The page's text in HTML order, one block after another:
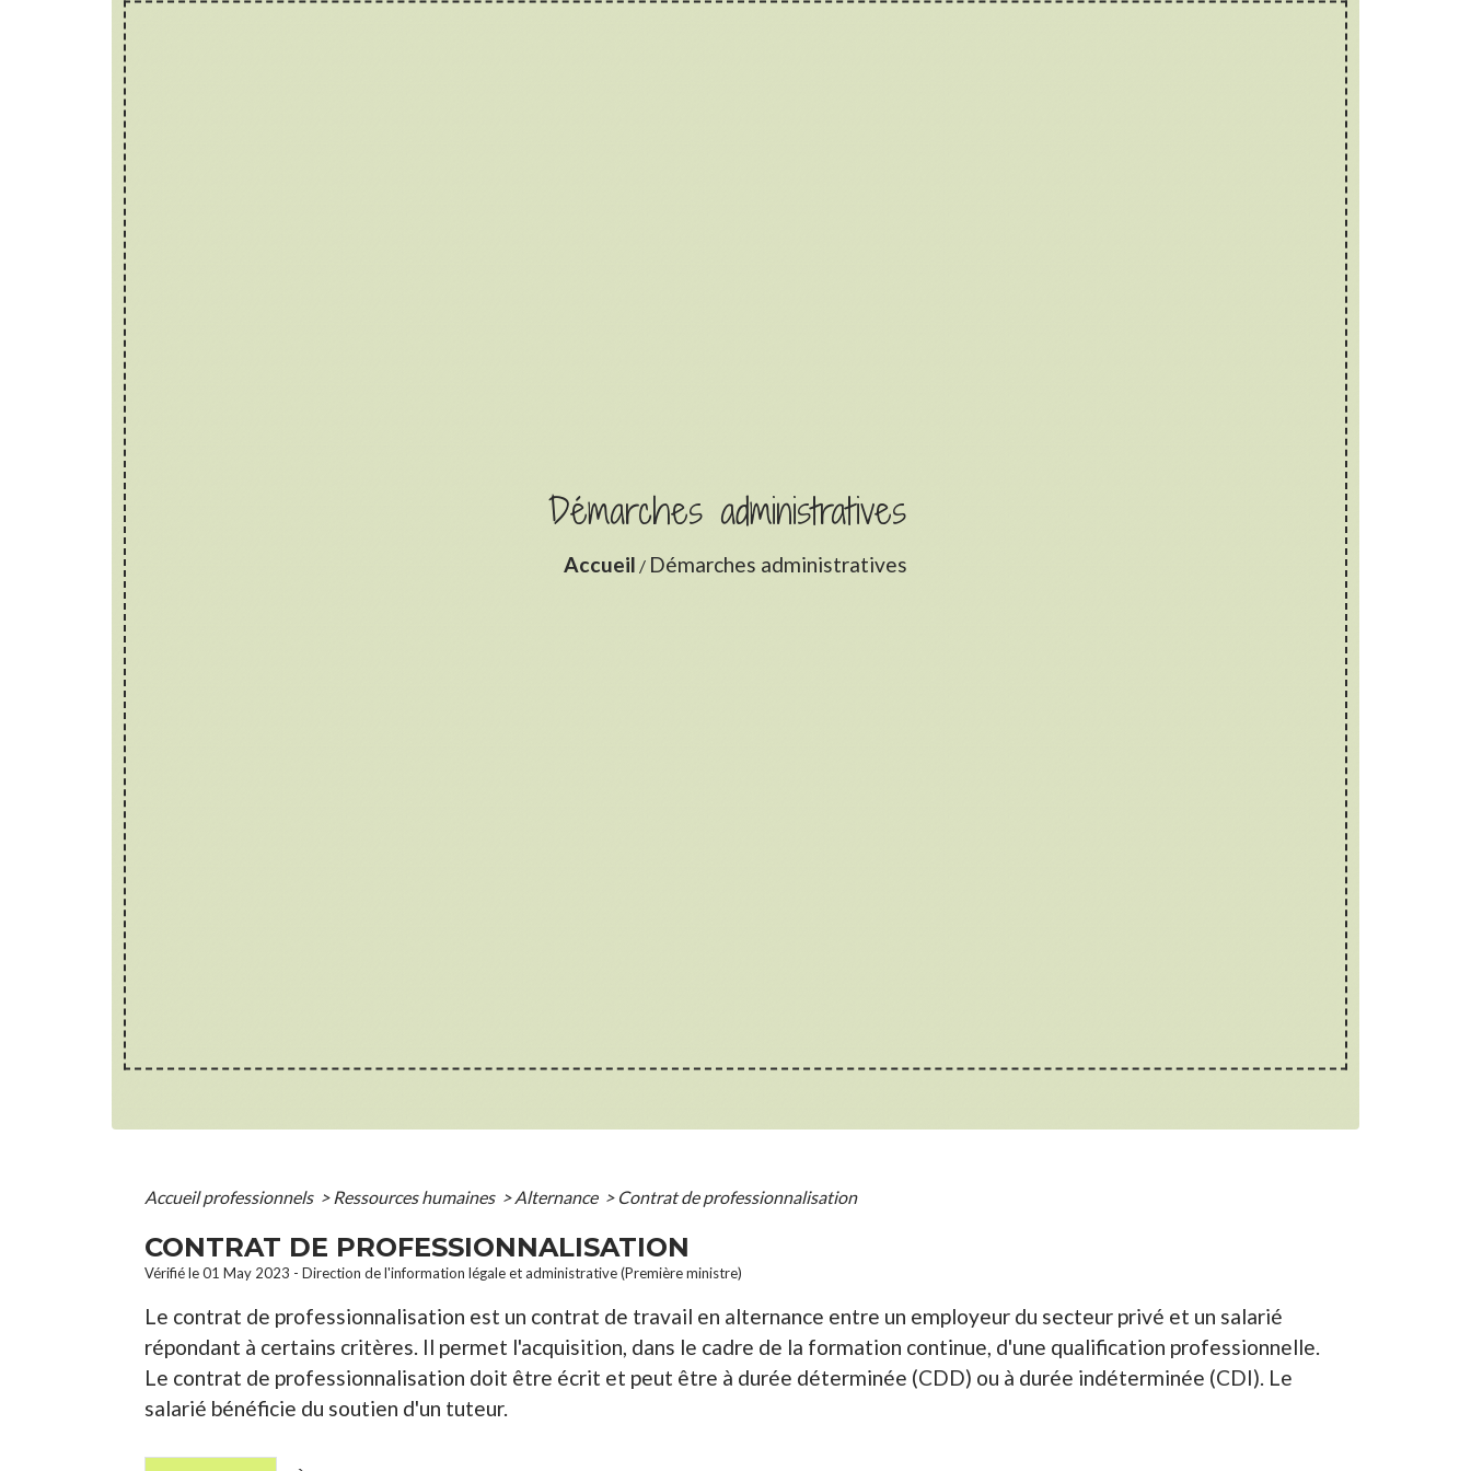
Démarches administratives
Accueil / Démarches administratives
Accueil professionnels > Ressources humaines > Alternance > Contrat de professionnalisation
CONTRAT DE PROFESSIONNALISATION
Vérifié le 01 May 2023 - Direction de l'information légale et administrative (Première ministre)
Le contrat de professionnalisation est un contrat de travail en alternance entre un employeur du secteur privé et un salarié
répondant à certains critères. Il permet l'acquisition, dans le cadre de la formation continue, d'une qualification professionnelle.
Le contrat de professionnalisation doit être écrit et peut être à durée déterminée (CDD) ou à durée indéterminée (CDI). Le
salarié bénéficie du soutien d'un tuteur.